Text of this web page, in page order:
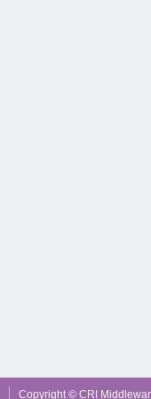
Copyright © CRI